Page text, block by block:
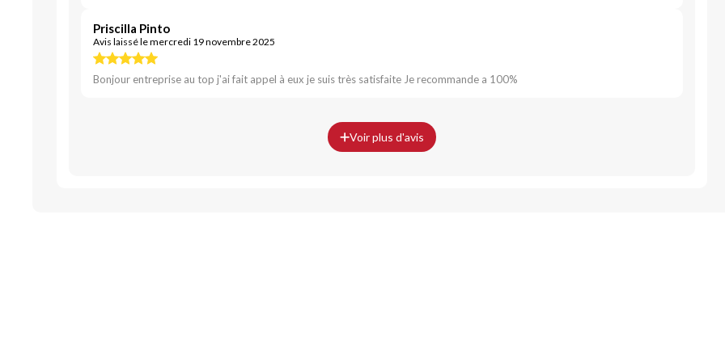
Priscilla Pinto
Avis laissé le mercredi 19 novembre 2025
Bonjour entreprise au top j'ai fait appel à eux je suis très satisfaite Je recommande a 100%
Voir plus d'avis